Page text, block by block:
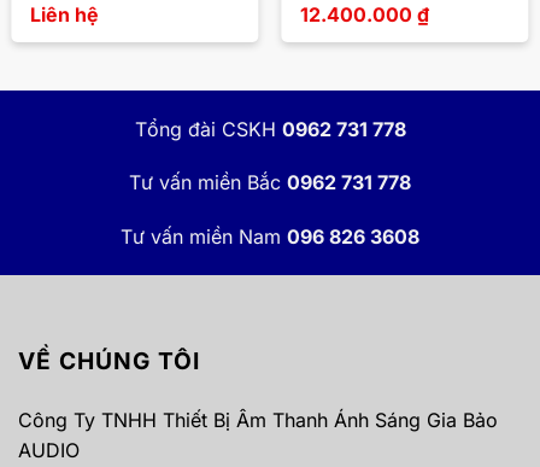
Liên hệ 12.400.000 ₫
Tổng đài CSKH 0962 731 778
Tư vấn miền Bắc 0962 731 778
Tư vấn miền Nam 096 826 3608
VỀ CHÚNG TÔI
Công Ty TNHH Thiết Bị Âm Thanh Ánh Sáng Gia Bảo
AUDIO